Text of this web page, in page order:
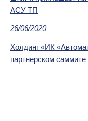
АСУ ТП
26/06/2020
Холдинг «ИК
партнерском